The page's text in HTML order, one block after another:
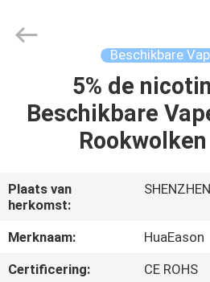
PRODUCTEN
VIDEO'S
ONGEVEER
ONS
Beschikbare
5% de
Beschikbare
Plaats van
herkomst:
SHENZHEN
Merknaam:
HuaEason
Certificering:
CE ROHS